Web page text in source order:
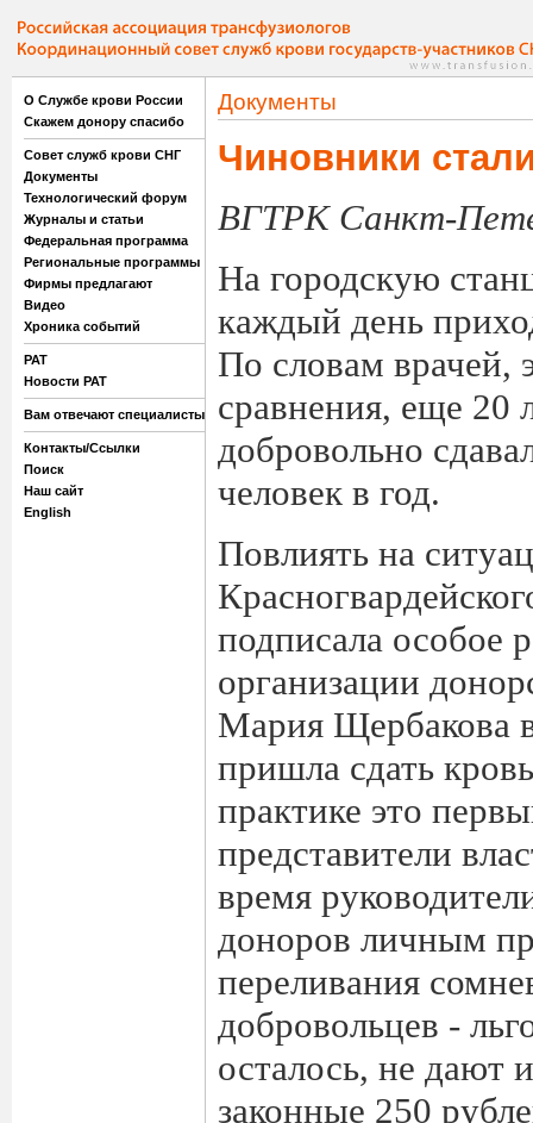
О Службе крови России
Скажем донору спасибо
Совет служб крови СНГ
Документы
Технологический форум
Журналы и статьи
Федеральная программа
Региональные программы
Фирмы предлагают
Видео
Хроника событий
РАТ
Новости РАТ
Вам отвечают специалисты
Контакты/Ссылки
Поиск
Наш сайт
English
Документы
Чиновники
ВГТРК Санкт-
На городскую
каждый день
По словам врачей,
сравнения, еще 20
добровольно
человек в год.
Повлиять на
подписала особое
организации
Мария Щербакова
пришла сдать
практике это
представители
время
доноров личным
переливания
добровольцев -
осталось, не дают
законные 250